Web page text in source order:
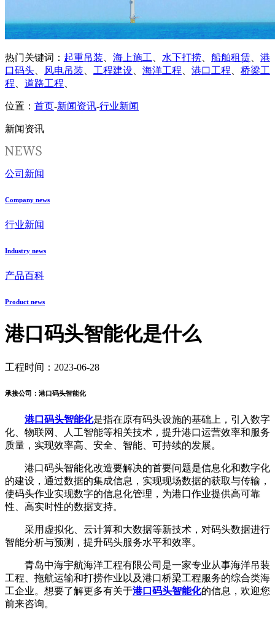
热门关键词： 起重吊装、 海上施工、 水下打捞、 船舶租赁、 港
口码头、 风电吊装、 工程建设、 海洋工程、 港口工程、 桥梁工
程、 道路工程、
位置： 首页-新闻资讯-行业新闻
新闻资讯
公司新闻
Company news
行业新闻
Industry news
产品百科
Product news
港口码头智能化是什么
工程时间：2023-06-28
承接公司：港口码头智能化
港口码头智能化是指在原有码头设施的基础上，引入数字
化、物联网、人工智能等相关技术，提升港口运营效率和服务
质量，实现效率高、安全、智能、可持续的发展。
港口码头智能化改造要解决的首要问题是信息化和数字化
的建设，通过数据的集成信息，实现现场数据的获取与传输，
使码头作业实现数字的信息化管理，为港口作业提供高可靠
性、高实时性的数据支持。
采用虚拟化、云计算和大数据等新技术，对码头数据进行
智能分析与预测，提升码头服务水平和效率。
青岛中海宇航海洋工程有限公司是一家专业从事海洋吊装
工程、拖航运输和打捞作业以及港口桥梁工程服务的综合类海
工企业。想要了解更多有关于港口码头智能化的信息，欢迎您
前来咨询。